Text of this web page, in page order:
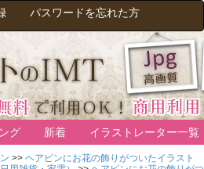
パスワードを忘れた方
グ 新着 イラストレーター一覧
>> ヘアピンにお花の飾りがついたイラスト